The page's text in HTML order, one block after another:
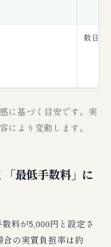
数日〜
に基づく目安です。実
により変動します。
最低手数料」に
料が5,000円と設定さ
の実質負担率は約